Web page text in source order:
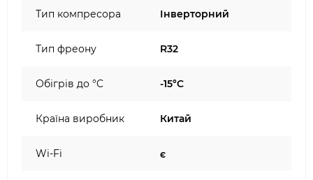
Тип компресора Інверторний
Тип фреону R32
Обігрів до °C -15°C
Країна виробник Китай
Wi-Fi є